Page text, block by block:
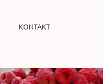
KONTAKT